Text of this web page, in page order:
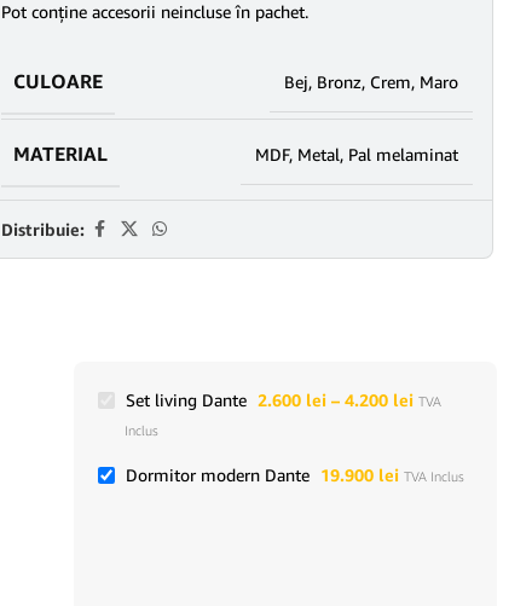
Pot conține accesorii neincluse în pachet.
CULOARE Bej, Bronz, Crem, Maro
MATERIAL MDF, Metal, Pal melaminat
Distribuie:
Set living Dante 2.600 lei – 4.200 lei TVA
Inclus
Dormitor modern Dante 19.900 lei TVA Inclus